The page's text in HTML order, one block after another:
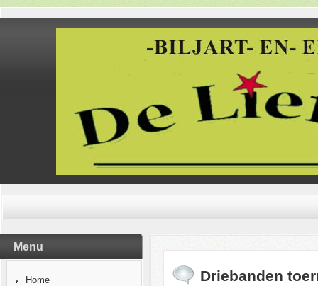
Menu
Home Driebanden